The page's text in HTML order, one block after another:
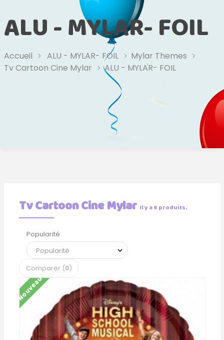
ALU - MYLAR- FOIL
Accueil ALU - MYLAR- FOIL
Mylar Themes
Tv Cartoon Cine Mylar
ALU - MYLAR- FOIL
Tv Cartoon Cine Mylar Il y a 6 produits.
Popularité
Comparer (0)
Nouveau